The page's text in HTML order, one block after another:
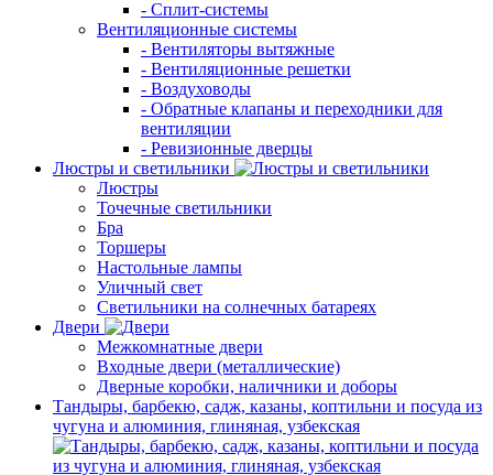
- Сплит-системы
Вентиляционные системы
- Вентиляторы вытяжные
- Вентиляционные решетки
- Воздуховоды
- Обратные клапаны и переходники для
вентиляции
- Ревизионные дверцы
Люстры и светильники
Люстры
Точечные светильники
Бра
Торшеры
Настольные лампы
Уличный свет
Светильники на солнечных батареях
Двери
Межкомнатные двери
Входные двери (металлические)
Дверные коробки, наличники и доборы
Тандыры, барбекю, садж, казаны, коптильни и посуда из
чугуна и алюминия, глиняная, узбекская